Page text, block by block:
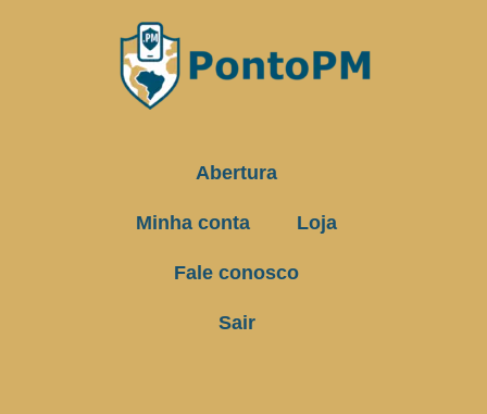
Abertura
Minha conta Loja
Fale conosco
Sair